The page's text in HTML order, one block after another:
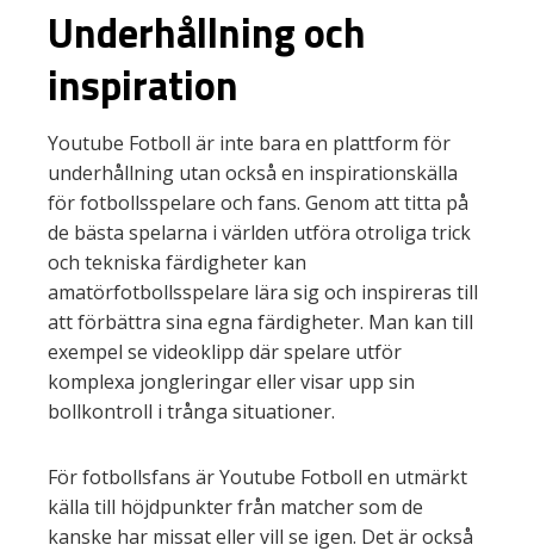
Underhållning och
inspiration
Youtube Fotboll är inte bara en plattform för
underhållning utan också en inspirationskälla
för fotbollsspelare och fans. Genom att titta på
de bästa spelarna i världen utföra otroliga trick
och tekniska färdigheter kan
amatörfotbollsspelare lära sig och inspireras till
att förbättra sina egna färdigheter. Man kan till
exempel se videoklipp där spelare utför
komplexa jongleringar eller visar upp sin
bollkontroll i trånga situationer.
För fotbollsfans är Youtube Fotboll en utmärkt
källa till höjdpunkter från matcher som de
kanske har missat eller vill se igen. Det är också